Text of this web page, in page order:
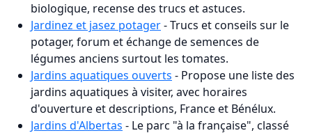
biologique, recense des trucs et astuces.
Jardinez et jasez potager- Trucs et conseils sur le
potager, forum et échange de semences de
légumes anciens surtout les tomates.
Jardins aquatiques ouverts - Propose une liste des
jardins aquatiques à visiter, avec horaires
d'ouverture et descriptions, France et Bénélux.
Jardins d'Albertas - Le parc "à la française", classé